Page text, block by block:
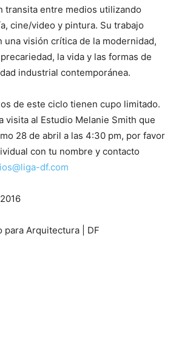
transita entre medios utilizando
cine/video y pintura. Su trabajo
una visión crítica de la modernidad,
la vida y las formas de
industrial contemporánea.
de este ciclo tienen cupo limitado.
visita al Estudio Melanie Smith que
28 de abril a las 4:30 pm, por favor
con tu nombre y contacto
df.com
para Arquitectura | DF